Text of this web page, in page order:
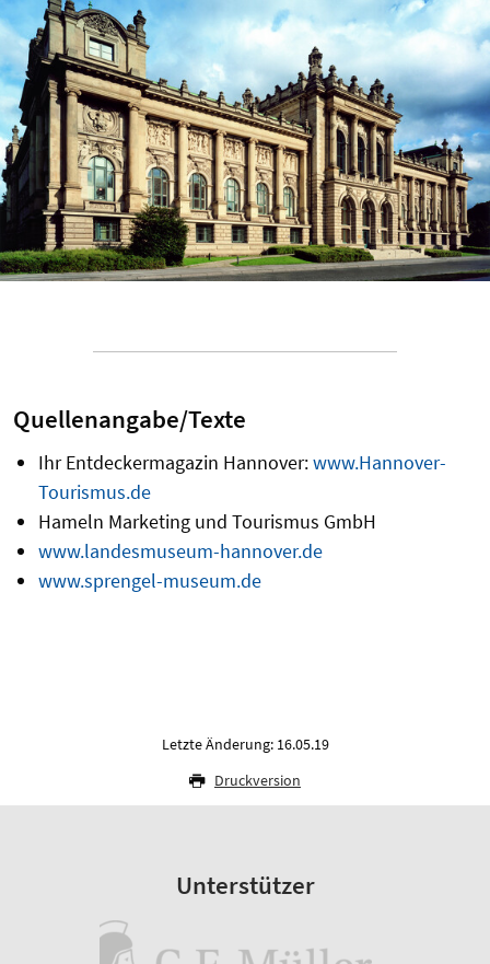
Quellenangabe/Texte
Ihr Entdeckermagazin Hannover:www.Hannover-
Tourismus.de
Hameln Marketing und Tourismus GmbH
www.landesmuseum-hannover.de
www.sprengel-museum.de
Letzte Änderung: 16.05.19
Druckversion
Unterstützer